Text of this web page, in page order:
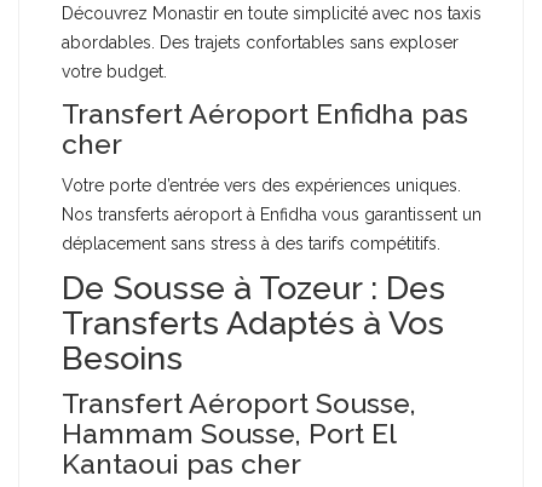
Découvrez Monastir en toute simplicité avec nos taxis
abordables. Des trajets confortables sans exploser
votre budget.
Transfert Aéroport Enfidha pas
cher
Votre porte d’entrée vers des expériences uniques.
Nos transferts aéroport à Enfidha vous garantissent un
déplacement sans stress à des tarifs compétitifs.
De Sousse à Tozeur : Des
Transferts Adaptés à Vos
Besoins
Transfert Aéroport Sousse,
Hammam Sousse, Port El
Kantaoui pas cher